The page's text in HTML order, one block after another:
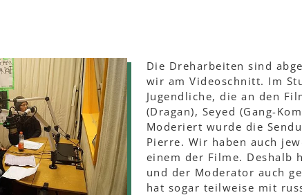
Die Dreharbeiten sind
wir am Videoschnitt. Im
Jugendliche, die an den
(Dragan), Seyed (Gang-
Moderiert wurde die
Pierre. Wir haben auch
einem der Filme. Deshalb
und der Moderator auch
hat sogar teilweise mit